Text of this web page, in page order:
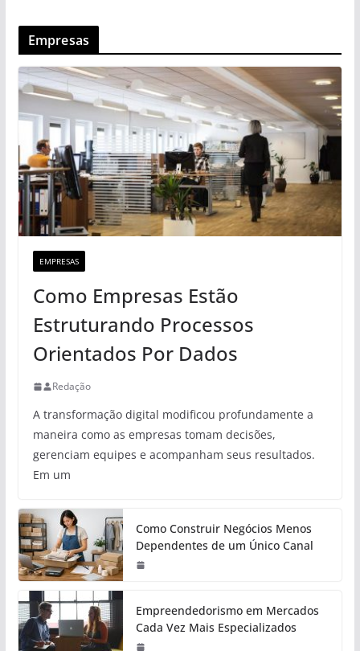
Empresas
EMPRESAS
Como Empresas Estão
Estruturando Processos
Orientados Por Dados
Redação
A transformação digital modificou profundamente a
maneira como as empresas tomam decisões,
gerenciam equipes e acompanham seus resultados.
Em um
Como Construir Negócios Menos
Dependentes de um Único Canal
Empreendedorismo em Mercados
Cada Vez Mais Especializados